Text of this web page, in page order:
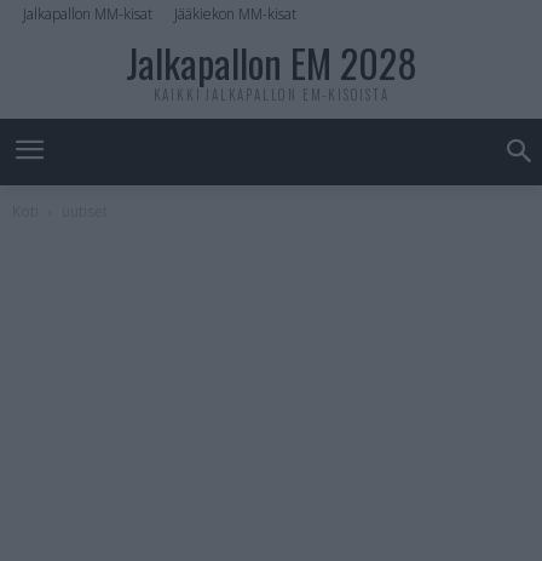
Jalkapallon MM-kisat Jääkiekon MM-kisat
Jalkapallon EM 2028
KAIKKI JALKAPALLON EM-KISOISTA